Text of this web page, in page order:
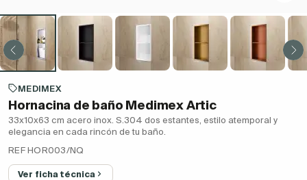
MEDIMEX
Hornacina de baño Medimex Artic
33x10x63 cm acero inox. S.304 dos estantes, estilo atemporal y
elegancia en cada rincón de tu baño.
REF HOR003/NQ
Ver ficha técnica